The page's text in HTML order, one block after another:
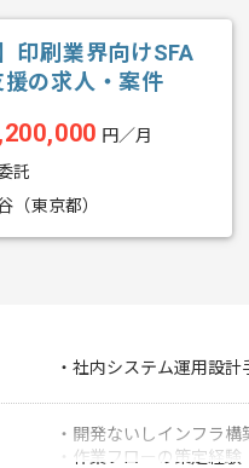
印刷業界向けSFA
援の求人・案件
円／月
託
（東京都）
・社内システム運用設計
・開発ないしインフラ
・作業フローの策定経験